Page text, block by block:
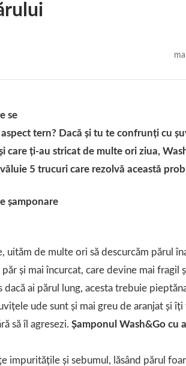
se
tern? Dacă și tu te confrunți cu
care ți-au stricat de multe ori ziua,
5 trucuri care rezolvă această
șamponare
uităm de multe ori să descurcăm părul
și mai încurcat, care devine mai fragil
dacă ai părul lung, acesta trebuie
ude sunt și mai greu de aranjat și îți
să îl agresezi. Șamponul Wash&Go cu
impuritățile și sebumul, lăsând părul